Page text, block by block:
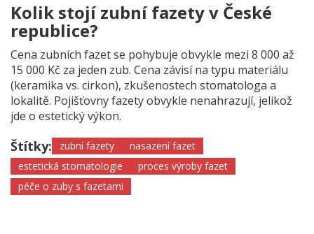
Kolik stojí zubní fazety v České
republice?
Cena zubních fazet se pohybuje obvykle mezi 8 000 až
15 000 Kč za jeden zub. Cena závisí na typu materiálu
(keramika vs. cirkon), zkušenostech stomatologa a
lokalitě. Pojišťovny fazety obvykle nenahrazují, jelikož
jde o estetický výkon.
Štítky: zubní fazety
nasazení fazet
estetická stomatologie
proces výroby fazet
péče o zuby s fazetami